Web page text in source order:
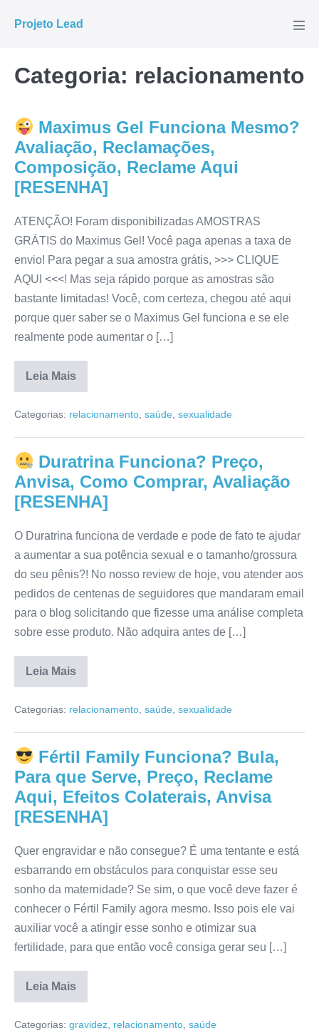
para
conteúdo
Projeto Lead
Categoria: relacionamento
Maximus Gel Funciona Mesmo?
Avaliação, Reclamações,
Composição, Reclame Aqui
[RESENHA]
ATENÇÃO! Foram disponibilizadas AMOSTRAS
GRÁTIS do Maximus Gel! Você paga apenas a taxa de
envio! Para pegar a sua amostra grátis, >>> CLIQUE
AQUI <<<! Mas seja rápido porque as amostras são
bastante limitadas! Você, com certeza, chegou até aqui
porque quer saber se o Maximus Gel funciona e se ele
realmente pode aumentar o […]
Leia Mais
Maximus
Funciona
Avaliação,
Composição,
Reclame
Aqui
[RESENHA]
Categorias: relacionamento saúde sexualidade
Duratrina Funciona? Preço,
Anvisa, Como Comprar, Avaliação
[RESENHA]
O Duratrina funciona de verdade e pode de fato te ajudar
a aumentar a sua potência sexual e o tamanho/grossura
do seu pênis?! No nosso review de hoje, vou atender aos
pedidos de centenas de seguidores que mandaram email
para o blog solicitando que fizesse uma análise completa
sobre esse produto. Não adquira antes de […]
Leia Mais
Duratrina
Preço,
Como
Avaliação
[RESENHA]
Categorias: relacionamento saúde sexualidade
Fértil Family Funciona? Bula,
Para que Serve, Preço, Reclame
Aqui, Efeitos Colaterais, Anvisa
[RESENHA]
Quer engravidar e não consegue? É uma tentante e está
esbarrando em obstáculos para conquistar esse seu
sonho da maternidade? Se sim, o que você deve fazer é
conhecer o Fértil Family agora mesmo. Isso pois ele vai
auxiliar você a atingir esse sonho e otimizar sua
fertilidade, para que então você consiga gerar seu […]
Leia Mais
Fértil
Funciona?
Categorias: gravidez relacionamento saúde